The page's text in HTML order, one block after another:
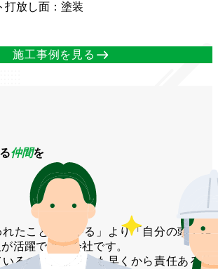
打放し面：塗装
施工事例を見る east
仲間を
たことだけやる」より「自分の頭で考
活躍できる会社です。
るので、若手でも早くから責任ある仕